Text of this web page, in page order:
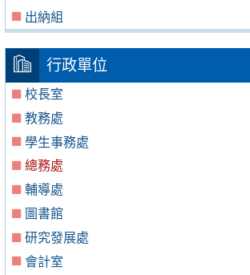
出納組
行政單位
校長室
教務處
學生事務處
總務處
輔導處
圖書館
研究發展處
會計室